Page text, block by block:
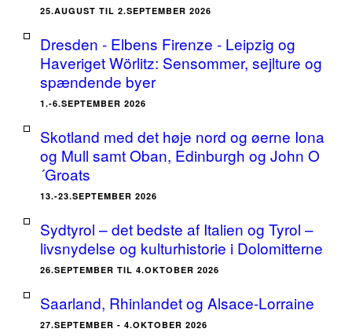
25.AUGUST TIL 2.SEPTEMBER 2026
Dresden - Elbens Firenze - Leipzig og
Haveriget Wörlitz: Sensommer, sejlture og
spændende byer
1.-6.SEPTEMBER 2026
Skotland med det høje nord og øerne Iona
og Mull samt Oban, Edinburgh og John O
´Groats
13.-23.SEPTEMBER 2026
Sydtyrol – det bedste af Italien og Tyrol –
livsnydelse og kulturhistorie i Dolomitterne
26.SEPTEMBER TIL 4.OKTOBER 2026
Saarland, Rhinlandet og Alsace-Lorraine
27.SEPTEMBER - 4.OKTOBER 2026